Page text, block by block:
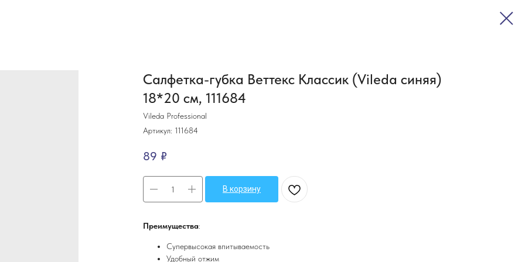
Салфетка-губка Веттекс Классик (Vileda синяя)
18*20 см, 111684
Vileda Professional
Артикул: 111684
89 ₽
В корзину
Преимущества:
Супервысокая впитываемость
Удобный отжим